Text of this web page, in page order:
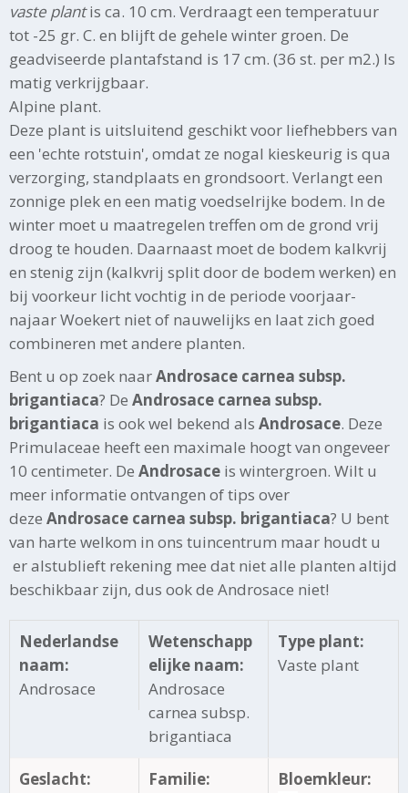
vaste plantis ca. 10 cm. Verdraagt een temperatuur
tot -25 gr. C. en blijft de gehele winter groen. De
geadviseerde plantafstand is 17 cm. (36 st. per m2.) Is
matig verkrijgbaar.
Alpine plant.
Deze plant is uitsluitend geschikt voor liefhebbers van
een 'echte rotstuin', omdat ze nogal kieskeurig is qua
verzorging, standplaats en grondsoort. Verlangt een
zonnige plek en een matig voedselrijke bodem. In de
winter moet u maatregelen treffen om de grond vrij
droog te houden. Daarnaast moet de bodem kalkvrij
en stenig zijn (kalkvrij split door de bodem werken) en
bij voorkeur licht vochtig in de periode voorjaar-
najaar Woekert niet of nauwelijks en laat zich goed
combineren met andere planten.
Bent u op zoek naarAndrosace carnea subsp.
brigantiaca? De Androsace carnea subsp.
brigantiaca is ook wel bekend als Androsace. Deze
Primulaceae heeft een maximale hoogt van ongeveer
10 centimeter. De Androsace is wintergroen. Wilt u
meer informatie ontvangen of tips over
deze Androsace carnea subsp. brigantiaca? U bent
van harte welkom in ons tuincentrum maar houdt u
er alstublieft rekening mee dat niet alle planten altijd
beschikbaar zijn, dus ook de Androsace niet!
Nederlandse
naam:
Androsace
Wetenschapp
elijke naam:
Androsace
carnea subsp.
brigantiaca
Type plant:
Vaste plant
Geslacht:
Familie:
Bloemkleur: